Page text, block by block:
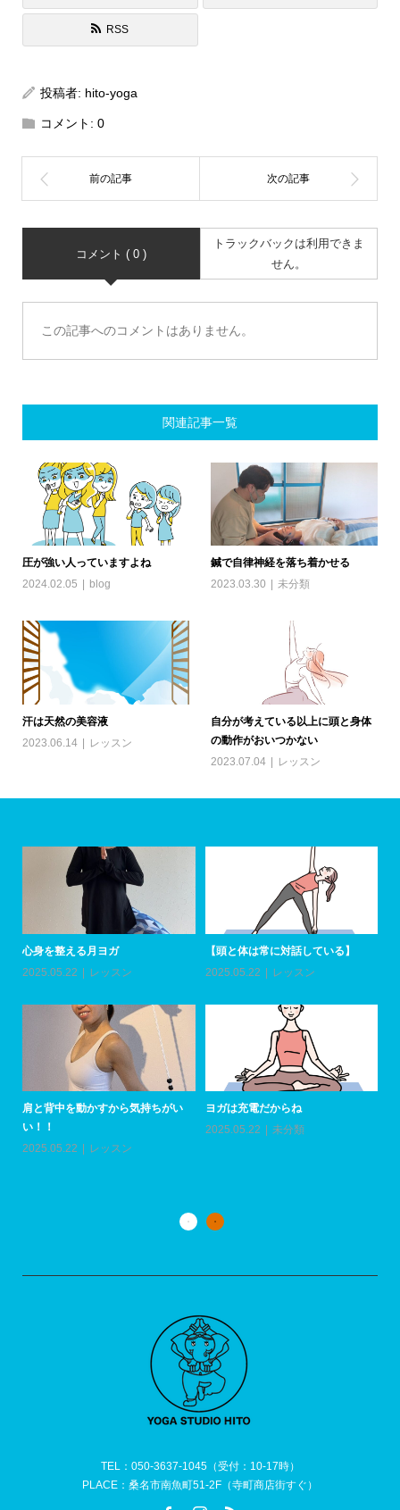
RSS
投稿者: hito-yoga
コメント: 0
コメント ( 0 )
トラックバックは利用できま
せん。
この記事へのコメントはありません。
関連記事一覧
圧が強い人っていますよね
2024.02.05
blog
鍼で自律神経を落ち着かせる
2023.03.30
未分類
汗は天然の美容液
2023.06.14
レッスン
自分が考えている以上に頭と身体
の動作がおいつかない
2023.07.04
レッスン
アーユルヴェーダトリートメント参
加者とセラピストデビューの方...
イベント
いつもありがとうSALE！！
TEL：050-3637-1045（受付：10-17時）
PLACE：桑名市南魚町51-2F（寺町商店街すぐ）